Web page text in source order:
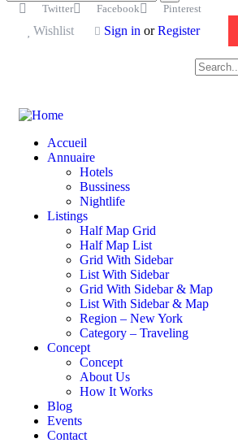
Twitter Facebook Pinterest
Wishlist Sign in or Register
Accueil
Annuaire
Hotels
Bussiness
Nightlife
Listings
Half Map Grid
Half Map List
Grid With Sidebar
List With Sidebar
Grid With Sidebar & Map
List With Sidebar & Map
Region – New York
Category – Traveling
Concept
Concept
About Us
How It Works
Blog
Events
Contact